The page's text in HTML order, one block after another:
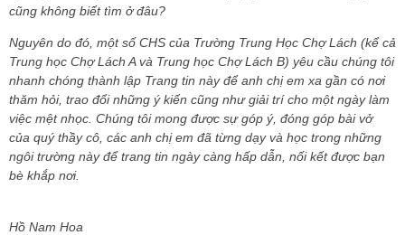
cũng không biết tìm ở đâu?
Nguyên do đó, một số CHS của Trường Trung Học Chợ Lách (kể cả
Trung học Chợ Lách A và Trung học Chợ Lách B) yêu cầu chúng tôi
nhanh chóng thành lập Trang tin này để anh chị em xa gần có nơi
thăm hỏi, trao đổi những ý kiến cũng như giải trí cho một ngày làm
việc mệt nhọc. Chúng tôi mong được sự góp ý, đóng góp bài vở
của quý thầy cô, các anh chị em đã từng dạy và học trong những
ngôi trường này để trang tin ngày càng hấp dẫn, nối kết được bạn
bè khắp nơi.
Hồ Nam Hoa